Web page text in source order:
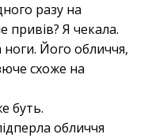
разу на
привів? Я чекала.
ноги. Його обличчя,
схоже на
буть.
обличчя